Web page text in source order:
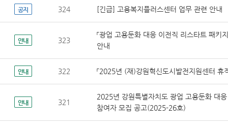
공지 324 [긴급] 고용복지플러스센터 업무 관련 안내
안내 323
「광업 고용둔화 대응 이전직 리스타트 패키
안내
안내 322 「2025년 (재)강원혁신도시발전지원센터 휴
안내 321
2025년 강원특별자치도 광업 고용둔화 대
참여자 모집 공고(2025-26호)